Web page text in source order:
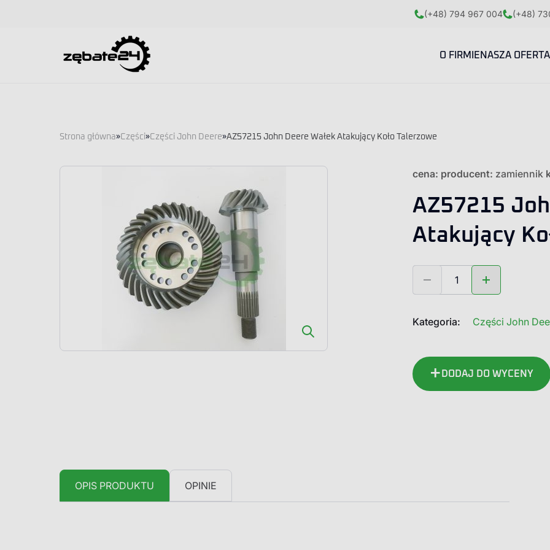
(+48) 794 967 004 (+48)
O FIRMIE NASZA OFERTA
Strona główna»Części»Części John Deere»AZ57215 John Deere Wałek Atakujący Koło Talerzowe
cena: producent: zamiennik
AZ57215
Atakujący
AZ57215
Deere
Koło
Talerzowe
DODAJ DO WYCENY
Kategoria: Części John
OPIS PRODUKTU OPINIE